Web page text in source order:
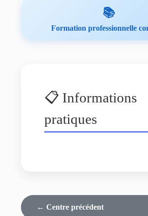
📚
Formation professionnelle
📋 Informations
pratiques
← Centre précédent